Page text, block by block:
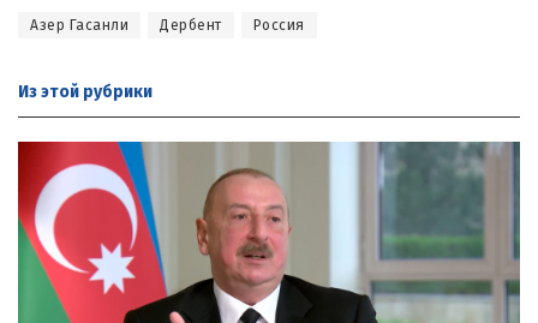
Азер Гасанли Дербент Россия
Из этой рубрики